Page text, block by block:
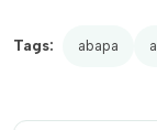
Tags: abapa